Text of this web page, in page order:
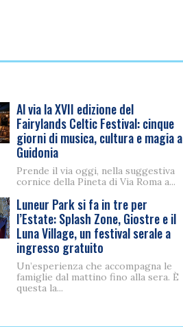
Al via la XVII edizione del
Fairylands Celtic Festival: cinque
giorni di musica, cultura e magia a
Guidonia
Prende il via oggi, nella suggestiva
cornice della Pineta di Via Roma a...
Luneur Park si fa in tre per
l’Estate: Splash Zone, Giostre e il
Luna Village, un festival serale a
ingresso gratuito
Un’esperienza che accompagna le
famiglie dal mattino fino alla sera. È
questa la...